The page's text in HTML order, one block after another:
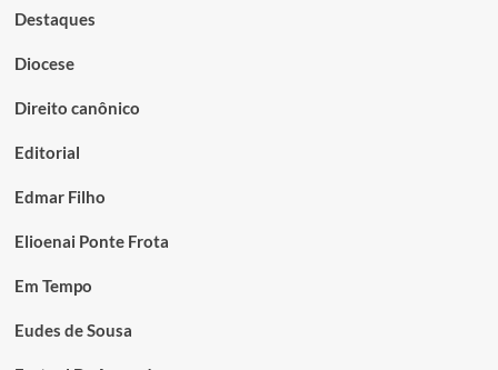
Destaques
Diocese
Direito canônico
Editorial
Edmar Filho
Elioenai Ponte Frota
Em Tempo
Eudes de Sousa